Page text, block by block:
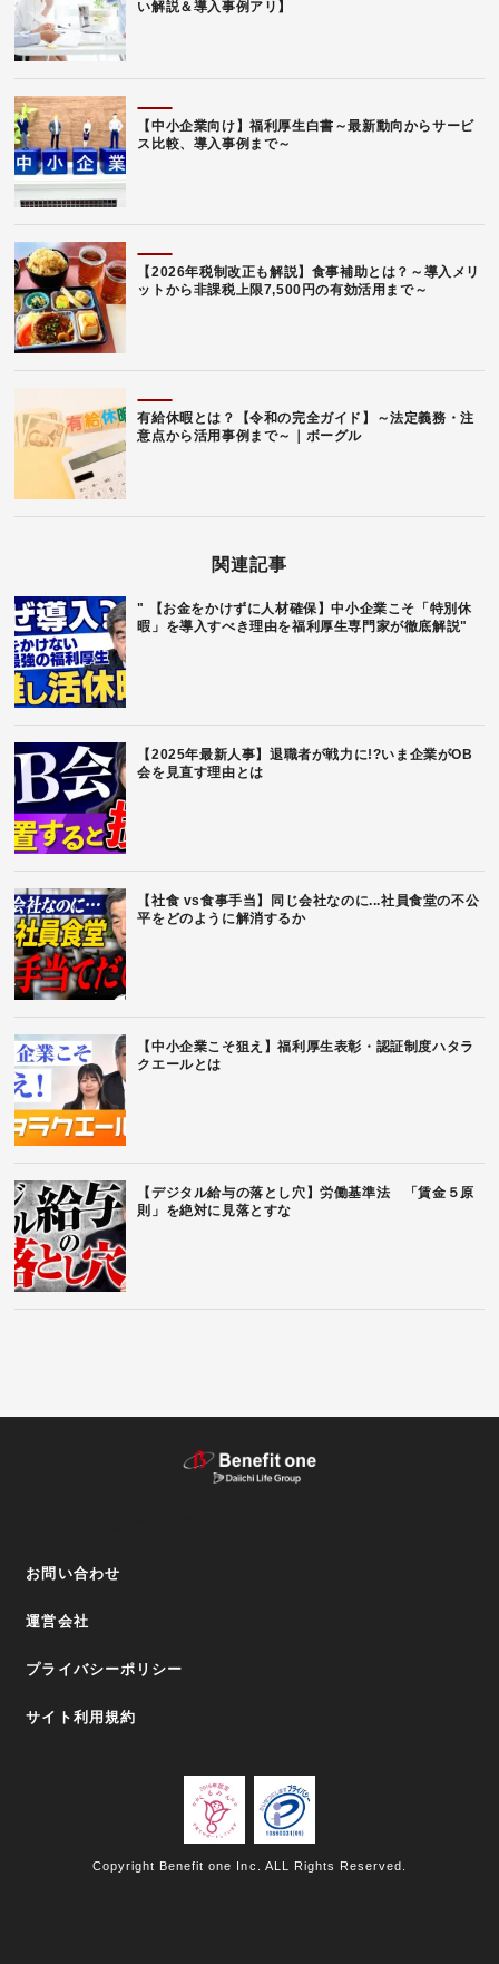
い解説＆導入事例アリ】
【中小企業向け】福利厚生白書～最新動向からサービ
ス比較、導入事例まで～
【2026年税制改正も解説】食事補助とは？～導入メリ
ットから非課税上限7,500円の有効活用まで～
有給休暇とは？【令和の完全ガイド】～法定義務・注
意点から活用事例まで～｜ボーグル
関連記事
" 【お金をかけずに人材確保】中小企業こそ「特別休
暇」を導入すべき理由を福利厚生専門家が徹底解説"
【2025年最新人事】退職者が戦力に!?いま企業がOB
会を見直す理由とは
【社食 vs食事手当】同じ会社なのに...社員食堂の不公
平をどのように解消するか
【中小企業こそ狙え】福利厚生表彰・認証制度ハタラ
クエールとは
【デジタル給与の落とし穴】労働基準法 「賃金５原
則」を絶対に見落とすな
お問い合わせ
運営会社
プライバシーポリシー
サイト利用規約
Copyright Benefit one Inc. ALL Rights Reserved.